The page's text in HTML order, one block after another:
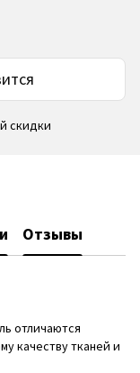
скидки
Отзывы
отличаются
качеству тканей и